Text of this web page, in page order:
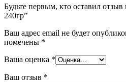
Будьте первым, кто оставил
240гр”
Ваш адрес email не будет
помечены *
Ваша оценка *
Ваш отзыв *